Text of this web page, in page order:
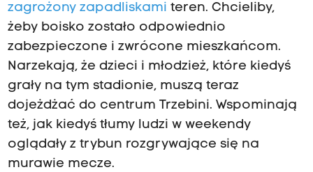
zagrożony zapadliskami teren. Chcieliby,
żeby boisko zostało odpowiednio
zabezpieczone i zwrócone mieszkańcom.
Narzekają, że dzieci i młodzież, które kiedyś
grały na tym stadionie, muszą teraz
dojeżdżać do centrum Trzebini. Wspominają
też, jak kiedyś tłumy ludzi w weekendy
oglądały z trybun rozgrywające się na
murawie mecze.